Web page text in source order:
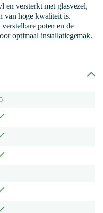
en versterkt met glasvezel,
van hoge kwaliteit is.
poten en de
optimaal installatiegemak.